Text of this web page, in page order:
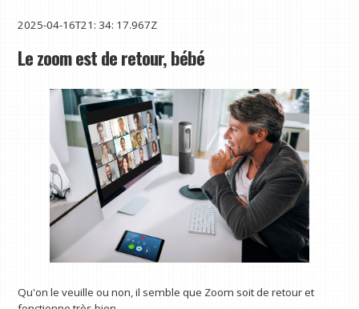
2025-04-16T21: 34: 17.967Z
Le zoom est de retour, bébé
Qu'on le veuille ou non, il semble que Zoom soit de retour et